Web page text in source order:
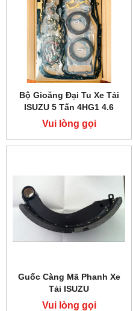
Bộ Gioăng Đại Tu Xe Tải
ISUZU 5 Tấn 4HG1 4.6
Vui lòng gọi
Guốc Càng Mã Phanh Xe
Tải ISUZU
Vui lòng gọi